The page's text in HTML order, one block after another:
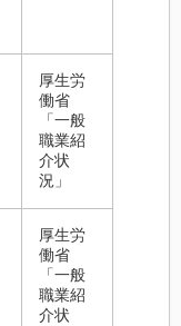
厚生労
働省
「一般
職業紹
介状
況」
厚生労
働省
「一般
職業紹
介状